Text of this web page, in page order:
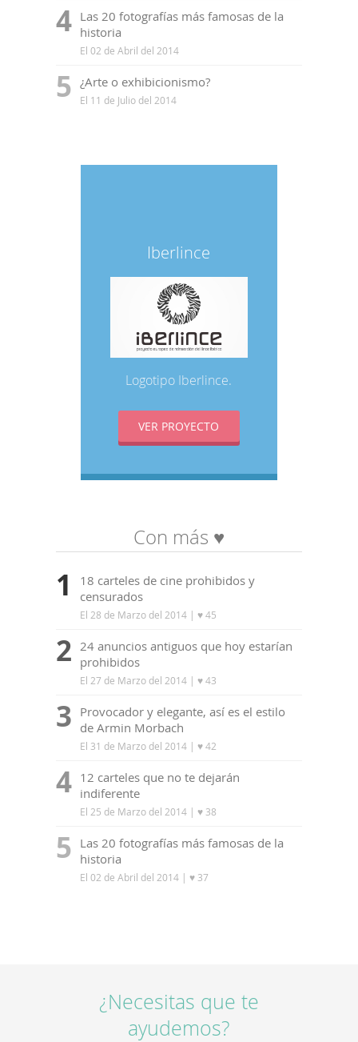
4 Las 20 fotografías más famosas de la
historia
El 02 de Abril del 2014
5 ¿Arte o exhibicionismo?
El 11 de Julio del 2014
Iberlince
Logotipo Iberlince.
VER PROYECTO
Con más ♥
1
18 carteles de cine prohibidos y
censurados
El 28 de Marzo del 2014 | ♥ 45
2 24 anuncios antiguos que hoy estarían
prohibidos
El 27 de Marzo del 2014 | ♥ 43
3 Provocador y elegante, así es el estilo
de Armin Morbach
El 31 de Marzo del 2014 | ♥ 42
4 12 carteles que no te dejarán
indiferente
El 25 de Marzo del 2014 | ♥ 38
5 Las 20 fotografías más famosas de la
historia
El 02 de Abril del 2014 | ♥ 37
¿Necesitas que te
ayudemos?